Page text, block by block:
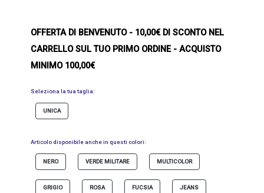
OFFERTA DI BENVENUTO- 10,00€ DI SCONTO NEL
CARRELLO SUL TUO PRIMO ORDINE - ACQUISTO
MINIMO 100,00€
Seleziona la tua taglia:
UNICA
Articolo disponibile anche in questi colori:
NERO VERDE MILITARE MULTICOLOR
GRIGIO ROSA FUCSIA JEANS